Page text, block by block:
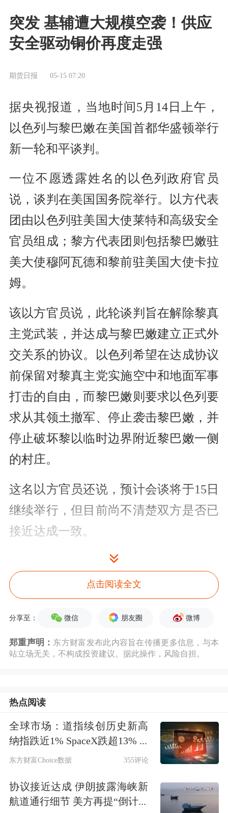
突发 基辅遭大规模空袭！供应
安全驱动铜价再度走强
期货日报 05-15 07:20
据央视报道，当地时间5月14日上午，
以色列与黎巴嫩在美国首都华盛顿举行
新一轮和平谈判。
一位不愿透露姓名的以色列政府官员
说，谈判在美国国务院举行。以方代表
团由以色列驻美国大使莱特和高级安全
官员组成；黎方代表团则包括黎巴嫩驻
美大使穆阿瓦德和黎前驻美国大使卡拉
姆。
该以方官员说，此轮谈判旨在解除黎真
主党武装，并达成与黎巴嫩建立正式外
交关系的协议。以色列希望在达成协议
前保留对黎真主党实施空中和地面军事
打击的自由，而黎巴嫩则要求以色列要
求从其领土撤军、停止袭击黎巴嫩，并
停止破坏黎以临时边界附近黎巴嫩一侧
的村庄。
这名以方官员还说，预计会谈将于15日
继续举行，但目前尚不清楚双方是否已
接近达成一致。
当地时间14日晚，以色列国防军发表声
明称，过去24小时，以军继续在黎巴嫩
南部展开行动，打击超过65个黎真主党
基础设施目标，包括武器储存设施、哨
所、指挥中心和其他用于策划和发动对
以色列防长：可能很快需恢复对伊朗军
据新华社报道，以色列国防部长卡茨14
点击阅读全文
分享至： 微信 朋友圈 微博
郑重声明： 东方财富发布此内容旨在传播更多信息，与本
站立场无关，不构成投资建议。据此操作，风险自担。
热点阅读
全球市场：道指续创历史新高
纳指跌近1% SpaceX跌超13% ...
东方财富Choice数据 355评论
协议接近达成 伊朗披露海峡新
航道通行细节 美方再提“倒计...